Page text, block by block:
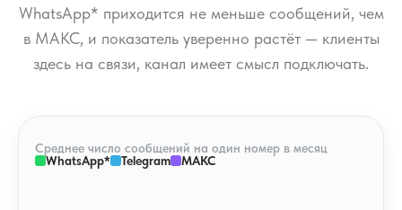
WhatsApp* приходится не меньше сообщений, чем
в МАКС, и показатель уверенно растёт — клиенты
здесь на связи, канал имеет смысл подключать.
Среднее число сообщений на один номер в месяц
WhatsApp*
Telegram МАКС